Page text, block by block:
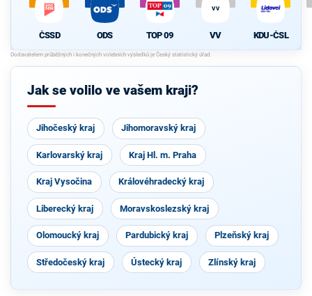
ČSSD ODS TOP 09
VV
VV KDU-ČSL
Jak se volilo ve vašem kraji?
Jihočeský kraj Jihomoravský kraj
Karlovarský kraj Kraj Hl. m. Praha
Kraj Vysočina Královéhradecký kraj
Liberecký kraj Moravskoslezský kraj
Olomoucký kraj Pardubický kraj Plzeňský kraj
Středočeský kraj Ústecký kraj Zlínský kraj